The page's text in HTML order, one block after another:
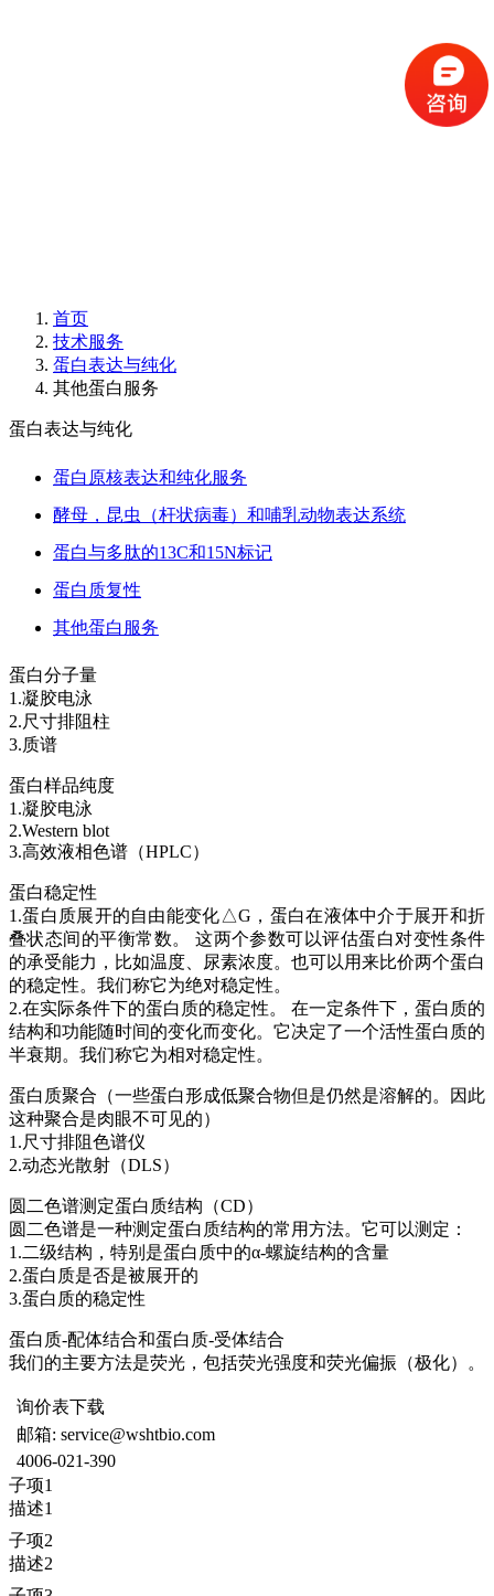
首页
技术服务
蛋白表达与纯化
其他蛋白服务
蛋白表达与纯化
蛋白原核表达和纯化服务
酵母，昆虫（杆状病毒）和哺乳动物表达系统
蛋白与多肽的13C和15N标记
蛋白质复性
其他蛋白服务
蛋白分子量
1.凝胶电泳
2.尺寸排阻柱
3.质谱
蛋白样品纯度
1.凝胶电泳
2.Western blot
3.高效液相色谱（HPLC）
蛋白稳定性
1.蛋白质展开的自由能变化△G，蛋白在液体中介于展开和折
叠状态间的平衡常数。 这两个参数可以评估蛋白对变性条件
的承受能力，比如温度、尿素浓度。也可以用来比价两个蛋白
的稳定性。我们称它为绝对稳定性。
2.在实际条件下的蛋白质的稳定性。 在一定条件下，蛋白质的
结构和功能随时间的变化而变化。它决定了一个活性蛋白质的
半衰期。我们称它为相对稳定性。
蛋白质聚合（一些蛋白形成低聚合物但是仍然是溶解的。因此
这种聚合是肉眼不可见的）
1.尺寸排阻色谱仪
2.动态光散射（DLS）
圆二色谱测定蛋白质结构（CD）
圆二色谱是一种测定蛋白质结构的常用方法。它可以测定：
1.二级结构，特别是蛋白质中的α-螺旋结构的含量
2.蛋白质是否是被展开的
3.蛋白质的稳定性
蛋白质-配体结合和蛋白质-受体结合
我们的主要方法是荧光，包括荧光强度和荧光偏振（极化）。
询价表下载
邮箱: service@wshtbio.com
4006-021-390
子项1
描述1
子项2
描述2